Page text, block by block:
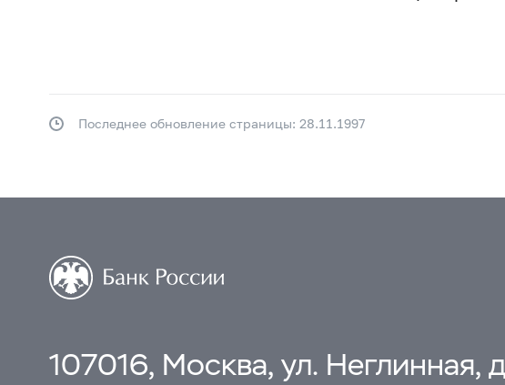
Последнее обновление страницы: 28.11.1997
107016, Москва, ул. Неглинная,